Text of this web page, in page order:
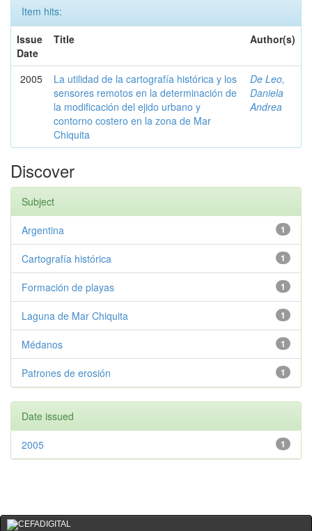
Item hits:
Issue
Date
Title Author(s)
2005
La utilidad de la cartografía histórica y los
sensores remotos en la determinación de
la modificación del ejido urbano y
contorno costero en la zona de Mar
Chiquita
De Leo,
Daniela
Andrea
Discover
Subject
1
Argentina
1
Cartografía histórica
1
Formación de playas
1
Laguna de Mar Chiquita
1
Médanos
1
Patrones de erosión
Date issued
1
2005